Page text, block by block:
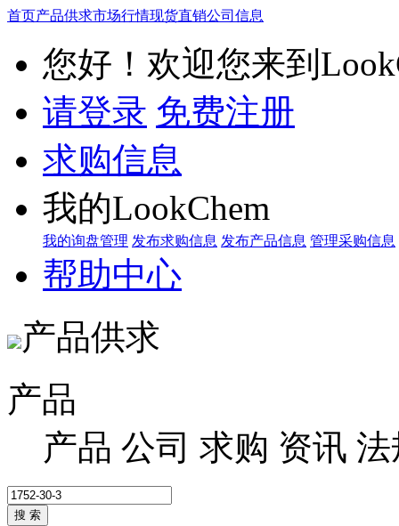
首页产品供求市场行情现货直销公司信息
您好！欢迎您来到
请登录 免费注册
求购信息
我的LookChem
我的询盘管理 发布求购信息 发布产品信息 管理采购信息
帮助中心
产品供求
产品
产品 公司 求购 资讯 法
搜 索